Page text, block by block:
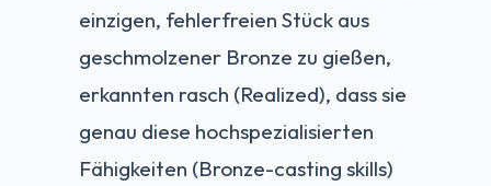
einzigen, fehlerfreien Stück aus
geschmolzener Bronze zu gießen,
erkannten rasch (Realized), dass sie
genau diese hochspezialisierten
Fähigkeiten (Bronze-casting skills)